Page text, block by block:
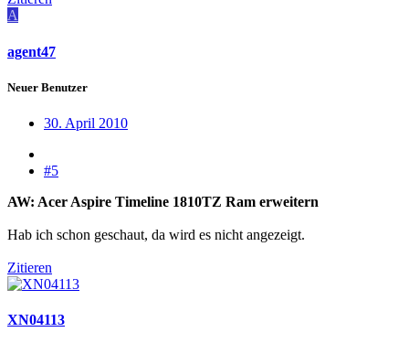
A
agent47
Neuer Benutzer
30. April 2010
#5
AW: Acer Aspire Timeline 1810TZ Ram erweitern
Hab ich schon geschaut, da wird es nicht angezeigt.
Zitieren
XN04113